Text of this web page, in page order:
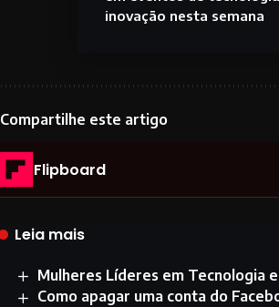
inovação nesta semana
Compartilhe este artigo
Flipboard
Leia mais
Mulheres Líderes em Tecnologia
Como apagar uma conta do